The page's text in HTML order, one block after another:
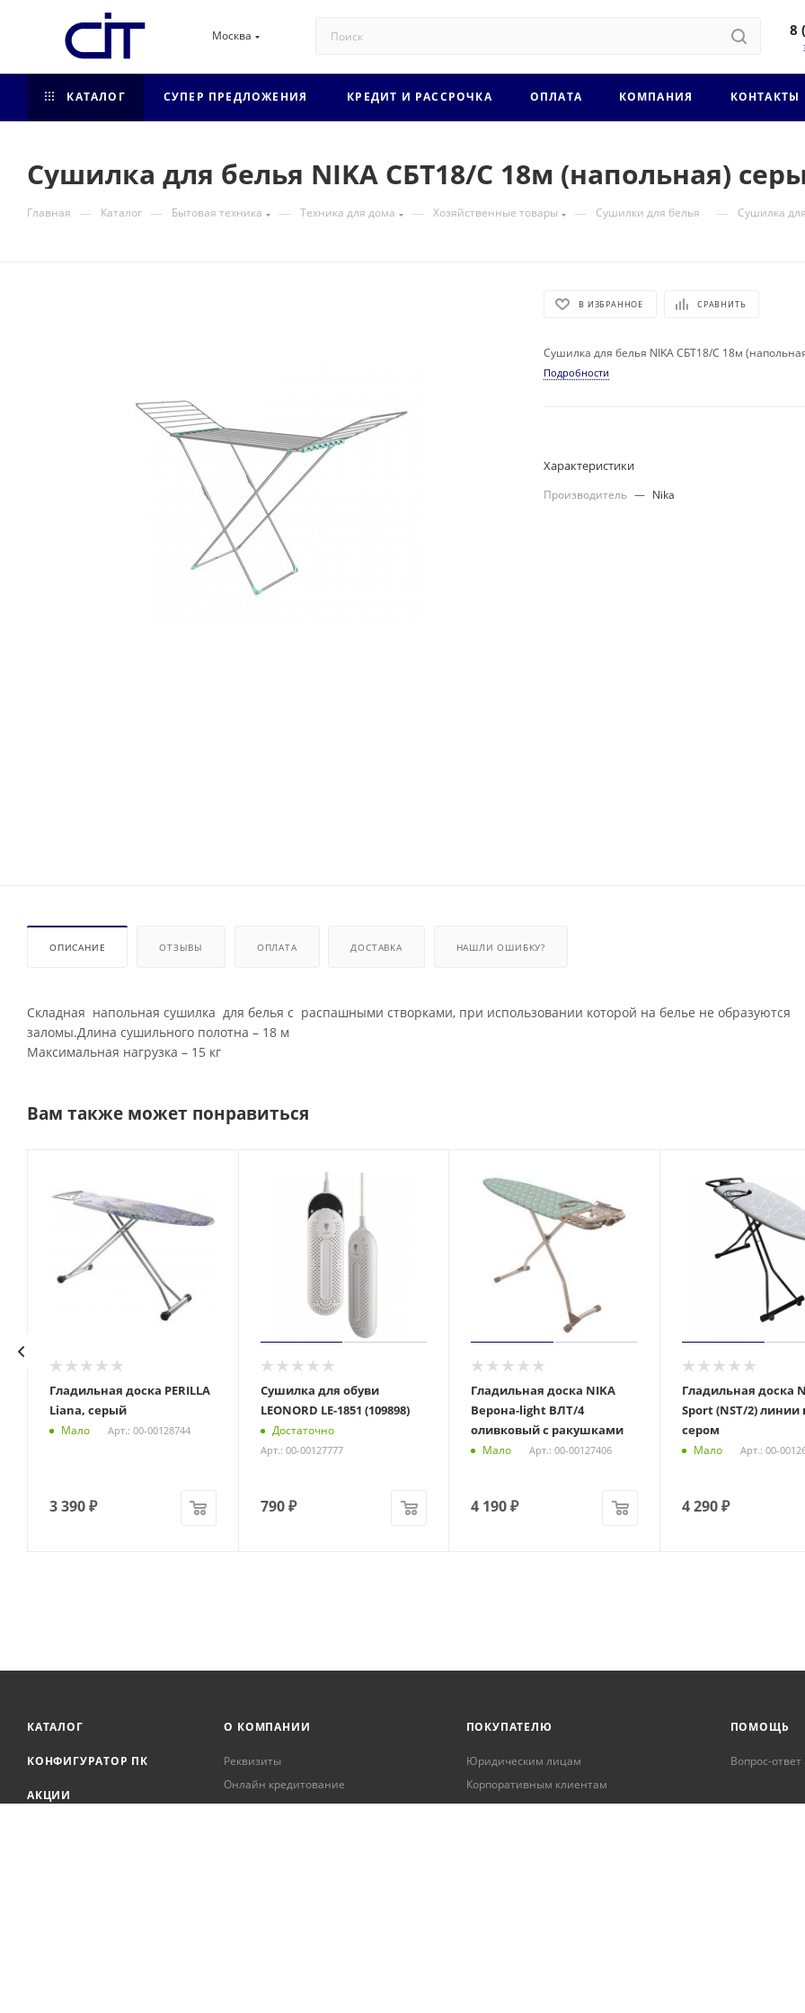
Москва 8
КАТАЛОГ СУПЕР ПРЕДЛОЖЕНИЯ КРЕДИТ И РАССРОЧКА ОПЛАТА КОМПАНИЯ КОНТАКТЫ
Сушилка для белья NIKA СБТ18/С 18м (напольная)
Главная — Каталог — Бытовая техника — Техника для дома — Хозяйственные товары — Сушилки для белья — Сушилка
В ИЗБРАННОЕ СРАВНИТЬ
Сушилка для белья NIKA СБТ18/С 18м
Подробности
Характеристики
Производитель — Nika
ОПИСАНИЕ ОТЗЫВЫ ОПЛАТА ДОСТАВКА НАШЛИ ОШИБКУ?
Складная напольная сушилка для белья с распашными створками, при использовании которой на белье не образуются
заломы.Длина сушильного полотна – 18 м
Максимальная нагрузка – 15 кг
Вам также может понравиться
Гладильная доска PERILLA
Liana, серый
Мало Арт.: 00-00128744
3 390₽
Сушилка для обуви
LEONORD LE-1851 (109898)
Достаточно
Арт.: 00-00127777
790₽
Гладильная доска NIKA
Верона-light ВЛТ/4
оливковый с ракушками
Мало Арт.: 00-00127406
4 190₽
Гладильная доска
Sport (NST/2) линии
сером
Мало Арт.: 00-
4 290₽
КАТАЛОГ
КОНФИГУРАТОР ПК
АКЦИИ
О КОМПАНИИ
Реквизиты
Онлайн кредитование
Сервисный центр
ПОКУПАТЕЛЮ
Юридическим лицам
Корпоративным клиентам
Условия оплаты
ПОМОЩЬ
Вопрос-ответ